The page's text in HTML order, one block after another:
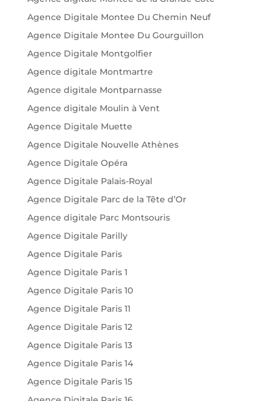
Agence Digitale Montee Du Chemin Neuf
Agence Digitale Montee Du Gourguillon
Agence Digitale Montgolfier
Agence digitale Montmartre
Agence digitale Montparnasse
Agence digitale Moulin à Vent
Agence Digitale Muette
Agence Digitale Nouvelle Athènes
Agence Digitale Opéra
Agence Digitale Palais-Royal
Agence Digitale Parc de la Tête d’Or
Agence digitale Parc Montsouris
Agence Digitale Parilly
Agence Digitale Paris
Agence Digitale Paris 1
Agence Digitale Paris 10
Agence Digitale Paris 11
Agence Digitale Paris 12
Agence Digitale Paris 13
Agence Digitale Paris 14
Agence Digitale Paris 15